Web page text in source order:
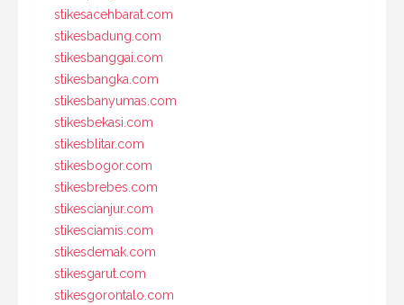
stikesacehbarat.com
stikesbadung.com
stikesbanggai.com
stikesbangka.com
stikesbanyumas.com
stikesbekasi.com
stikesblitar.com
stikesbogor.com
stikesbrebes.com
stikescianjur.com
stikesciamis.com
stikesdemak.com
stikesgarut.com
stikesgorontalo.com